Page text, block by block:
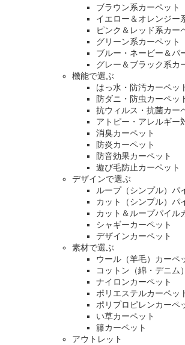
ブラウン系カーペット
イエロー＆オレンジー
ピンク＆レッド系カー
グリーン系カーペット
ブルー・ネービー＆パ
グレー＆ブラック系カ
機能で選ぶ
はっ水・防汚カーペッ
防ダニ・防虫カーペッ
抗ウィルス・抗菌カー
アトピー・アレルギー
消臭カーペット
防炎カーペット
防音効果カーペット
遊び毛防止カーペット
デザインで選ぶ
ループ（シンプル）パ
カット（シンプル）パ
カット＆ループパイル
シャギーカーペット
デザインカーペット
素材で選ぶ
ウール（羊毛）カーペ
コットン（綿・デニム
ナイロンカーペット
ポリエステルカーペッ
ポリプロピレンカーペ
い草カーペット
籐カーペット
アウトレット